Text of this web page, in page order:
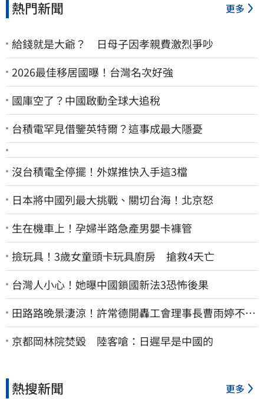
熱門新聞 更多
給錢就是大爺？ 日母子因孝親費激烈爭吵
2026最佳移居國曝！台灣名次好強
國庫空了？中國啟動全球大追稅
台積電罕見借鑒英特爾？這事成最大隱憂
沒台積電全停擺！外媒推快入手這3檔
日本將中國列最大挑戰、關切台海！北京怒
生在機車上！孕婦半路急產男嬰卡褲管
撿玩具！3歲女童頭卡玩具廚房 搶救4天亡
台灣人小心！她曝中國鎖國新法3恐怖後果
田路路晚景淒涼！許常德開轟工會理事長曹雨婷不忍
了：別只包紅包慰問
京都岡林院焚毀 陸客嗆：日遲早是中國的
熱搜新聞 更多